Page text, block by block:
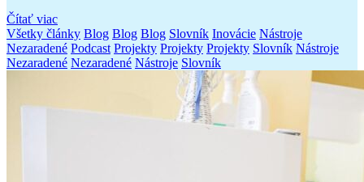
Čítať viac
Všetky články Blog Blog Blog Slovník Inovácie Nástroje
Nezaradené Podcast Projekty Projekty Projekty Slovník Nástroje
Nezaradené Nezaradené Nástroje Slovník